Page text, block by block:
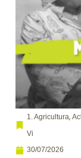
1. Agricultura,
Vi
30/07/2026